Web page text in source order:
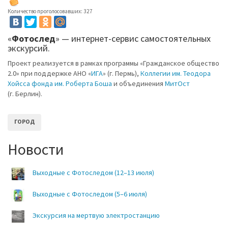
Количество проголосовавших: 327
«Фотослед» — интернет-сервис самостоятельных
экскурсий.
Проект реализуется в рамках программы «Гражданское общество
2.0» при поддержке АНО «ИГА» (г. Пермь), Коллегии им. Теодора
Хойсса фонда им. Роберта Боша и объединения МитОст
(г. Берлин).
ГОРОД
Новости
Выходные с Фотоследом (12–13 июля)
Выходные с Фотоследом (5–6 июля)
Экскурсия на мертвую электростанцию